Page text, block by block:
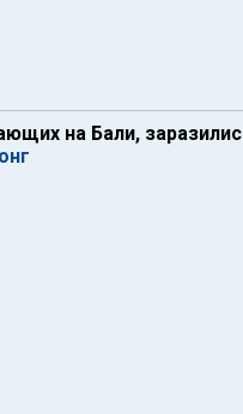
на Бали,